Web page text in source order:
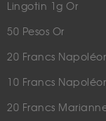
Lingotin 1g Or
50 Pesos Or
20 Francs
10 Francs
20 Francs